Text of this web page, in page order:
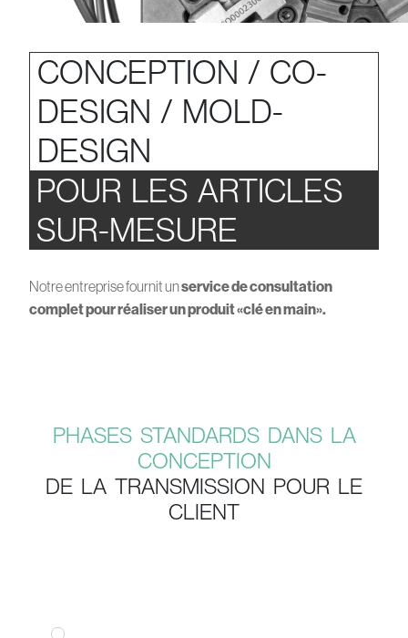
CONCEPTION / CO-
DESIGN / MOLD-
DESIGN
POUR LES ARTICLES
SUR-MESURE
Notre entreprise fournit unservice de consultation
complet pour réaliser un produit «clé en main».
PHASES STANDARDS DANS LA
CONCEPTION
DE LA TRANSMISSION POUR LE
CLIENT